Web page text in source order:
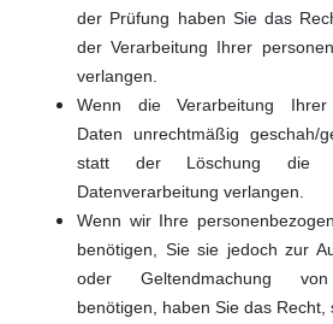
der Prüfung haben Sie das
der Verarbeitung Ihrer
verlangen.
Wenn die Verarbeitung Ihrer
Daten unrechtmäßig geschah/
statt der Löschung die
Datenverarbeitung verlangen.
Wenn wir Ihre
benötigen, Sie sie jedoch zur
oder Geltendmachung von
benötigen, haben Sie das Recht,